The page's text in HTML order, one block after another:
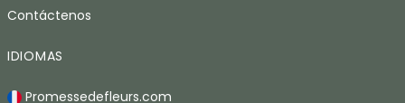
Contáctenos
IDIOMAS
Promessedefleurs.com